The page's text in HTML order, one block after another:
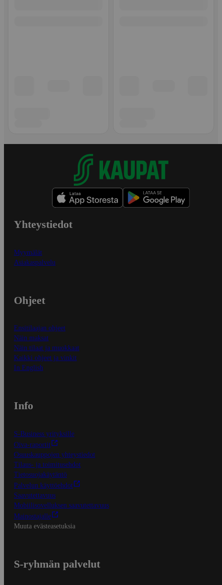
Yhteystiedot
Myymälät
Asiakaspalvelu
Ohjeet
Ensitilaajan ohjeet
Näin maksat
Näin tilaat ja muokkaat
Kaikki ohjeet ja vinkit
In English
Info
S-Business yrityksille
Oiva-raportit
Osuuskauppojen yhteystiedot
Tilaus- ja toimitusehdot
Tietosuojakäytäntö
Palvelun käyttöehdot
Saavutettavuus
Mobiilisovelluksen saavutettavuus
Mainostajalle
Muuta evästeasetuksia
S-ryhmän palvelut